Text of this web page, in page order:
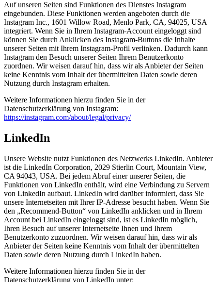
Auf unseren Seiten sind Funktionen des Dienstes Instagram
eingebunden. Diese Funktionen werden angeboten durch die
Instagram Inc., 1601 Willow Road, Menlo Park, CA, 94025, USA
integriert. Wenn Sie in Ihrem Instagram-Account eingeloggt sind
können Sie durch Anklicken des Instagram-Buttons die Inhalte
unserer Seiten mit Ihrem Instagram-Profil verlinken. Dadurch kann
Instagram den Besuch unserer Seiten Ihrem Benutzerkonto
zuordnen. Wir weisen darauf hin, dass wir als Anbieter der Seiten
keine Kenntnis vom Inhalt der übermittelten Daten sowie deren
Nutzung durch Instagram erhalten.
Weitere Informationen hierzu finden Sie in der
Datenschutzerklärung von Instagram:
https://instagram.com/about/legal/privacy/
LinkedIn
Unsere Website nutzt Funktionen des Netzwerks LinkedIn. Anbieter
ist die LinkedIn Corporation, 2029 Stierlin Court, Mountain View,
CA 94043, USA. Bei jedem Abruf einer unserer Seiten, die
Funktionen von LinkedIn enthält, wird eine Verbindung zu Servern
von LinkedIn aufbaut. LinkedIn wird darüber informiert, dass Sie
unsere Internetseiten mit Ihrer IP-Adresse besucht haben. Wenn Sie
den „Recommend-Button“ von LinkedIn anklicken und in Ihrem
Account bei LinkedIn eingeloggt sind, ist es LinkedIn möglich,
Ihren Besuch auf unserer Internetseite Ihnen und Ihrem
Benutzerkonto zuzuordnen. Wir weisen darauf hin, dass wir als
Anbieter der Seiten keine Kenntnis vom Inhalt der übermittelten
Daten sowie deren Nutzung durch LinkedIn haben.
Weitere Informationen hierzu finden Sie in der
Datenschutzerklärung von LinkedIn unter: